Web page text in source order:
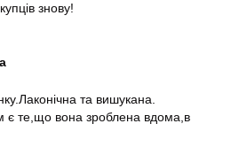
знову!
та вишукана.
те,що вона зроблена вдома,в